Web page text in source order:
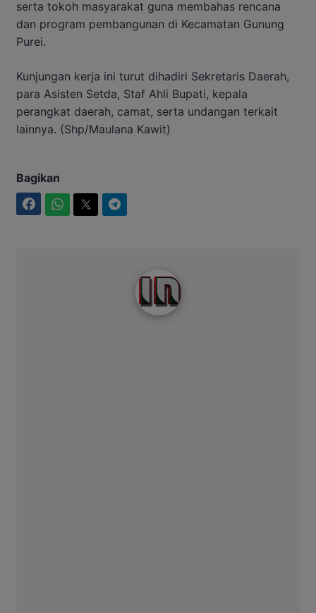
serta tokoh masyarakat guna membahas rencana
dan program pembangunan di Kecamatan Gunung
Purei.
Kunjungan kerja ini turut dihadiri Sekretaris Daerah,
para Asisten Setda, Staf Ahli Bupati, kepala
perangkat daerah, camat, serta undangan terkait
lainnya. (Shp/Maulana Kawit)
Bagikan